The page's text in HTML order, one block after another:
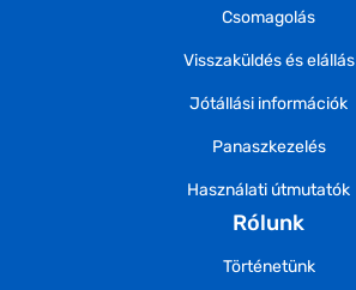
Csomagolás
Visszaküldés és elállás
Jótállási információk
Panaszkezelés
Használati útmutatók
Rólunk
Történetünk